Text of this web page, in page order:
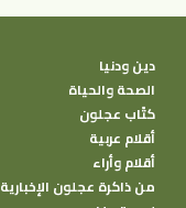
دين ودنيا
الصحة والحياة
كتًاب عجلون
أقلام عربية
أقلام وأراء
من ذاكرة عجلون الإخبارية